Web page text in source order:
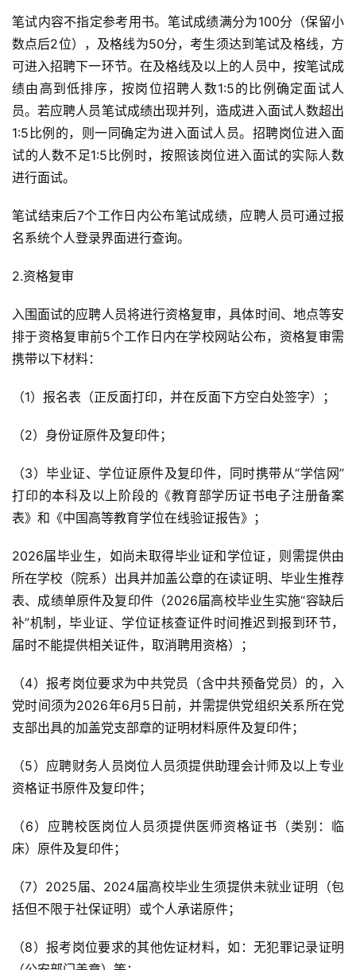
笔试内容不指定参考用书。笔试成绩满分为100分（保留小
数点后2位），及格线为50分，考生须达到笔试及格线，方
可进入招聘下一环节。在及格线及以上的人员中，按笔试成
绩由高到低排序，按岗位招聘人数1:5的比例确定面试人
员。若应聘人员笔试成绩出现并列，造成进入面试人数超出
1:5比例的，则一同确定为进入面试人员。招聘岗位进入面
试的人数不足1:5比例时，按照该岗位进入面试的实际人数
进行面试。
笔试结束后7个工作日内公布笔试成绩，应聘人员可通过报
名系统个人登录界面进行查询。
2.资格复审
入围面试的应聘人员将进行资格复审，具体时间、地点等安
排于资格复审前5个工作日内在学校网站公布，资格复审需
携带以下材料：
（1）报名表（正反面打印，并在反面下方空白处签字）；
（2）身份证原件及复印件；
（3）毕业证、学位证原件及复印件，同时携带从“学信网”
打印的本科及以上阶段的《教育部学历证书电子注册备案
表》和《中国高等教育学位在线验证报告》；
2026届毕业生，如尚未取得毕业证和学位证，则需提供由
所在学校（院系）出具并加盖公章的在读证明、毕业生推荐
表、成绩单原件及复印件（2026届高校毕业生实施“容缺后
补”机制，毕业证、学位证核查证件时间推迟到报到环节，
届时不能提供相关证件，取消聘用资格）；
（4）报考岗位要求为中共党员（含中共预备党员）的，入
党时间须为2026年6月5日前，并需提供党组织关系所在党
支部出具的加盖党支部章的证明材料原件及复印件；
（5）应聘财务人员岗位人员须提供助理会计师及以上专业
资格证书原件及复印件；
（6）应聘校医岗位人员须提供医师资格证书（类别：临
床）原件及复印件；
（7）2025届、2024届高校毕业生须提供未就业证明（包
括但不限于社保证明）或个人承诺原件；
（8）报考岗位要求的其他佐证材料，如：无犯罪记录证明